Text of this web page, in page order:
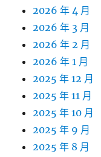
2026 年 4 月
2026 年 3 月
2026 年 2 月
2026 年 1 月
2025 年 12 月
2025 年 11 月
2025 年 10 月
2025 年 9 月
2025 年 8 月